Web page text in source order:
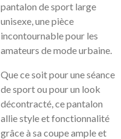
pantalon de sport large
unisexe, une pièce
incontournable pour les
amateurs de mode urbaine.
Que ce soit pour une séance
de sport ou pour un look
décontracté, ce pantalon
allie style et fonctionnalité
grâce à sa coupe ample et